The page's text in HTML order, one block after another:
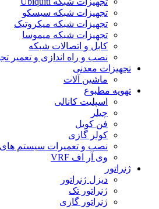
تجهیزات شبکه سیسکو
تجهیزات شبکه میکروتیک
تجهیزات شبکه میموسا
کابل و اتصالات شبکه
نصب و راه اندازی و تعمیر
تجهیزات معدنی
ماشین آلات
تهویه مطبوع
اسپلیت کانالی
چیلر
فن کویل
کولر گازی
نصب و تعمیرات سیستم های
وی آر اف VRF
ژنراتور
دیزل ژنراتور
ژنراتور تک
ژنراتور گازی